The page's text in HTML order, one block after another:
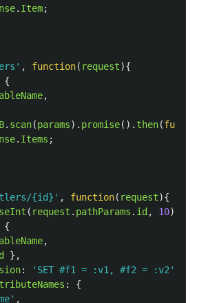
. Item;
' , function( request){
{
,
. scan(params). promise(). then(
. Items ;
{id} ' , function( request){
( request . pathParams . id , 10)
{
,
},
: ' SET #f1 = :v1, #f2 = :v2 '
:
{
' ,